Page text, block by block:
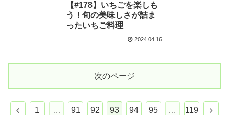
【#178】いちごを楽しも
う！旬の美味しさが詰ま
ったいちご料理
2024.04.16
次のページ
1 … 91 92 93 94 95 … 119